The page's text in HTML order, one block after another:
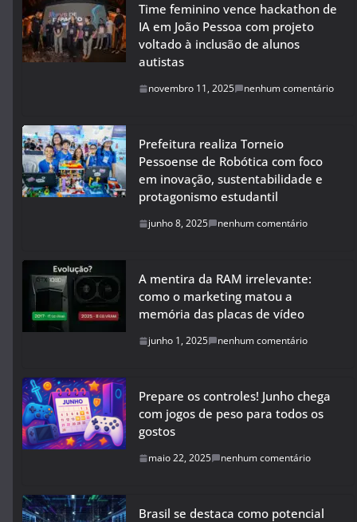
Time feminino vence hackathon de
IA em João Pessoa com projeto
voltado à inclusão de alunos
autistas
novembro 11, 2025 nenhum comentário
Prefeitura realiza Torneio
Pessoense de Robótica com foco
em inovação, sustentabilidade e
protagonismo estudantil
junho 8, 2025 nenhum comentário
A mentira da RAM irrelevante:
como o marketing matou a
memória das placas de vídeo
junho 1, 2025 nenhum comentário
Prepare os controles! Junho chega
com jogos de peso para todos os
gostos
maio 22, 2025 nenhum comentário
Brasil se destaca como potencial